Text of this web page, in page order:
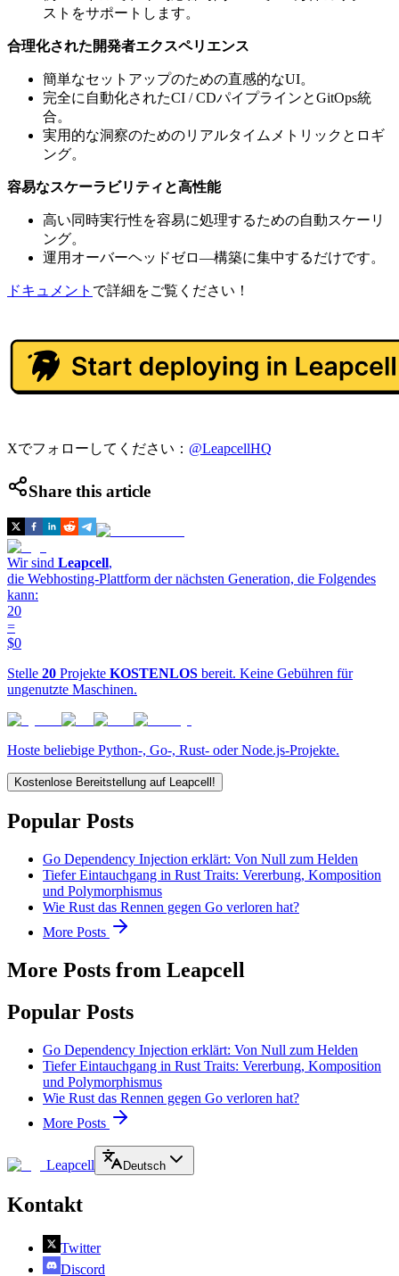
ストをサポートします。
合理化された開発者エクスペリエンス
簡単なセットアップのための直感的なUI。
完全に自動化されたCI / CDパイプラインとGitOps統
合。
実用的な洞察のためのリアルタイムメトリックとロギ
ング。
容易なスケーラビリティと高性能
高い同時実行性を容易に処理するための自動スケーリ
ング。
運用オーバーヘッドゼロ—構築に集中するだけです。
ドキュメント で詳細をご覧ください！
Xでフォローしてください： @LeapcellHQ
Share this article
Wir sind Leapcell,
die Webhosting-Plattform der nächsten Generation, die Folgendes
kann:
20
=
$0
Stelle 20 Projekte KOSTENLOS bereit. Keine Gebühren für
ungenutzte Maschinen.
Hoste beliebige Python-, Go-, Rust- oder Node.js-Projekte.
Kostenlose Bereitstellung auf Leapcell!
Popular Posts
Go Dependency Injection erklärt: Von Null zum Helden
Tiefer Eintauchgang in Rust Traits: Vererbung, Komposition
und Polymorphismus
Wie Rust das Rennen gegen Go verloren hat?
More Posts
More Posts from Leapcell
Popular Posts
Go Dependency Injection erklärt: Von Null zum Helden
Tiefer Eintauchgang in Rust Traits: Vererbung, Komposition
und Polymorphismus
Wie Rust das Rennen gegen Go verloren hat?
More Posts
Leapcell Deutsch
Kontakt
Twitter
Discord